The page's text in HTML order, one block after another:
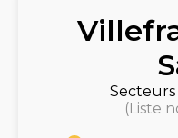
(Liste